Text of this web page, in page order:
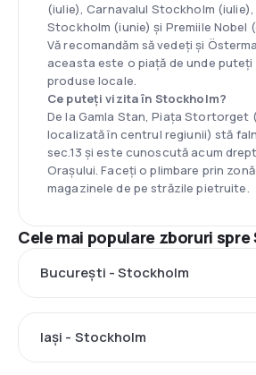
(iulie), Carnavalul Stockholm
Stockholm (iunie) și Premiile Nobel
Vă recomandăm să vedeți și
aceasta este o piață de unde puteți
produse locale.
Ce puteți vizita în Stockholm?
De la Gamla Stan, Piața Stortorget
localizată în centrul regiunii) stă
sec.13 și este cunoscută acum
Orașului. Faceți o plimbare prin
magazinele de pe străzile pietruite.
Cele mai populare zboruri
București - Stockholm
Iași - Stockholm